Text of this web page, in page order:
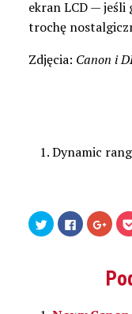
ekran LCD —
trochę
Zdjęcia: Canon i
Dynamic
Udostępnij
na
Twitterze(Otwiera
Kliknij,
aby
udostępnić
nowym
aby
się
w